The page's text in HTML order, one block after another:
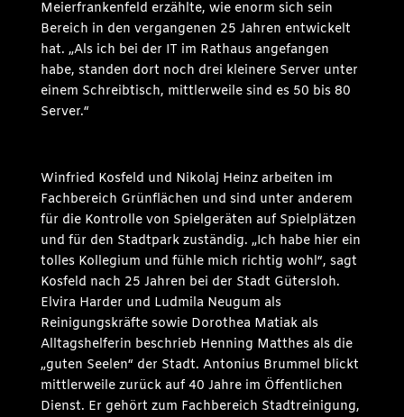
Meierfrankenfeld erzählte, wie enorm sich sein
Bereich in den vergangenen 25 Jahren entwickelt
hat. „Als ich bei der IT im Rathaus angefangen
habe, standen dort noch drei kleinere Server unter
einem Schreibtisch, mittlerweile sind es 50 bis 80
Server.“
Winfried Kosfeld und Nikolaj Heinz arbeiten im
Fachbereich Grünflächen und sind unter anderem
für die Kontrolle von Spielgeräten auf Spielplätzen
und für den Stadtpark zuständig. „Ich habe hier ein
tolles Kollegium und fühle mich richtig wohl“, sagt
Kosfeld nach 25 Jahren bei der Stadt Gütersloh.
Elvira Harder und Ludmila Neugum als
Reinigungskräfte sowie Dorothea Matiak als
Alltagshelferin beschrieb Henning Matthes als die
„guten Seelen“ der Stadt. Antonius Brummel blickt
mittlerweile zurück auf 40 Jahre im Öffentlichen
Dienst. Er gehört zum Fachbereich Stadtreinigung,